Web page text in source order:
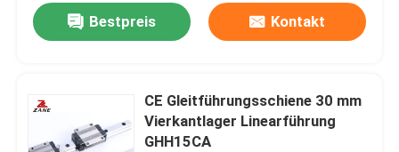
Bestpreis Kontakt
CE Gleitführungsschiene 30 mm
Vierkantlager Linearführung
GHH15CA